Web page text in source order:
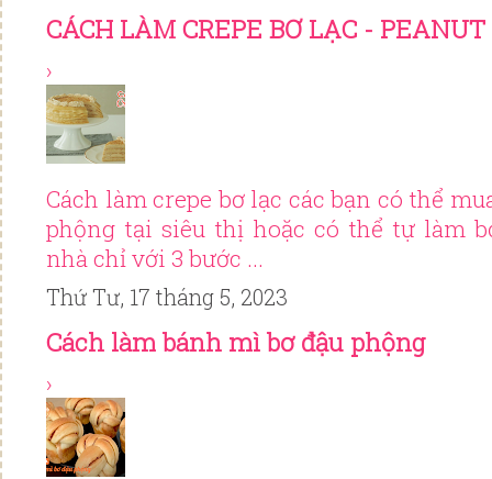
CÁCH LÀM CREPE BƠ LẠC -
›
Cách làm crepe bơ lạc các bạn có thể
phộng tại siêu thị hoặc có thể tự làm
nhà chỉ với 3 bước ...
Thứ Tư, 17 tháng 5, 2023
Cách làm bánh mì bơ đậu phộng
›